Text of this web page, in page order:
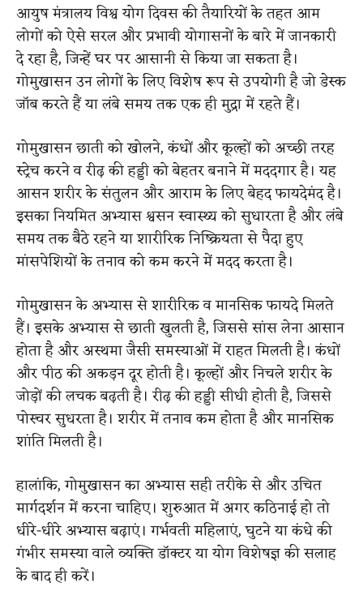
आयुष मंत्रालय विश्व योग दिवस की तैयारियों के तहत आम
लोगों को ऐसे सरल और प्रभावी योगासनों के बारे में जानकारी
दे रहा है, जिन्हें घर पर आसानी से किया जा सकता है।
गोमुखासन उन लोगों के लिए विशेष रूप से उपयोगी है जो डेस्क
जॉब करते हैं या लंबे समय तक एक ही मुद्रा में रहते हैं।
गोमुखासन छाती को खोलने, कंधों और कूल्हों को अच्छी तरह
स्ट्रेच करने व रीढ़ की हड्डी को बेहतर बनाने में मददगार है। यह
आसन शरीर के संतुलन और आराम के लिए बेहद फायदेमंद है।
इसका नियमित अभ्यास श्वसन स्वास्थ्य को सुधारता है और लंबे
समय तक बैठे रहने या शारीरिक निष्क्रियता से पैदा हुए
मांसपेशियों के तनाव को कम करने में मदद करता है।
गोमुखासन के अभ्यास से शारीरिक व मानसिक फायदे मिलते
हैं। इसके अभ्यास से छाती खुलती है, जिससे सांस लेना आसान
होता है और अस्थमा जैसी समस्याओं में राहत मिलती है। कंधों
और पीठ की अकड़न दूर होती है। कूल्हों और निचले शरीर के
जोड़ों की लचक बढ़ती है। रीढ़ की हड्डी सीधी होती है, जिससे
पोस्चर सुधरता है। शरीर में तनाव कम होता है और मानसिक
शांति मिलती है।
हालांकि, गोमुखासन का अभ्यास सही तरीके से और उचित
मार्गदर्शन में करना चाहिए। शुरुआत में अगर कठिनाई हो तो
धीरे-धीरे अभ्यास बढ़ाएं। गर्भवती महिलाएं, घुटने या कंधे की
गंभीर समस्या वाले व्यक्ति डॉक्टर या योग विशेषज्ञ की सलाह
के बाद ही करें।